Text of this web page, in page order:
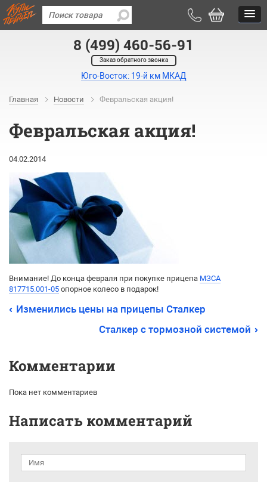
8 (499) 460-56-91
Заказ обратного звонка
Юго-Восток: 19-й км МКАД
Главная Новости Февральская акция!
Февральская акция!
04.02.2014
Внимание! До конца февраля при покупке прицепа МЗСА
817715.001-05 опорное колесо в подарок!
Изменились цены на прицепы Сталкер
Сталкер с тормозной системой
Комментарии
Пока нет комментариев
Написать комментарий